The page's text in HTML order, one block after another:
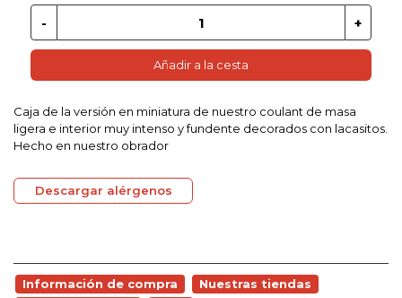
Añadir a la cesta
Caja de la versión en miniatura de nuestro coulant de masa
ligera e interior muy intenso y fundente decorados con lacasitos.
Hecho en nuestro obrador
Descargar alérgenos
Información de compra
Nuestras tiendas